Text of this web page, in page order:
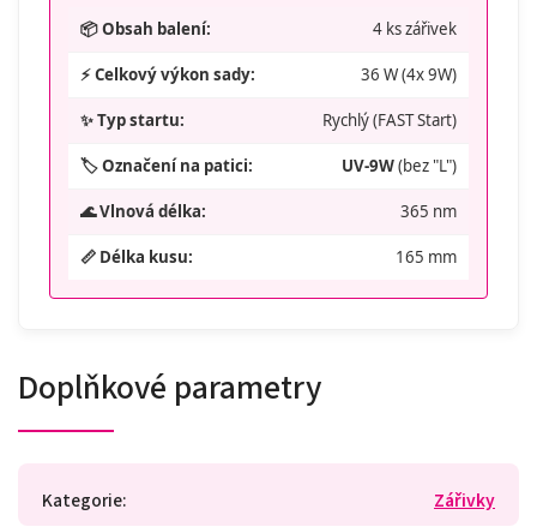
📦 Obsah balení: 4 ks zářivek
⚡ Celkový výkon sady: 36 W (4x 9W)
✨ Typ startu: Rychlý (FAST Start)
🏷️ Označení na patici: UV-9W(bez "L")
🌊 Vlnová délka: 365 nm
📏 Délka kusu: 165 mm
Doplňkové parametry
Kategorie: Zářivky